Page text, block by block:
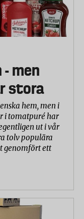
men
stora
hem, men i
i tomatpuré har
ut i vår
tolv populära
genomfört ett